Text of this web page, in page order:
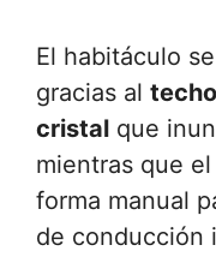
El habitáculo
gracias al
cristal que
mientras que
forma manual
de conducción